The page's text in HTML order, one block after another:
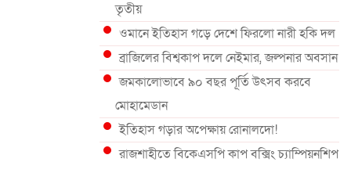
তৃতীয়
ওমানে ইতিহাস গড়ে দেশে ফিরলো নারী হকি দল
ব্রাজিলের বিশ্বকাপ দলে নেইমার, জল্পনার অবসান
জমকালোভাবে ৯০ বছর পূর্তি উৎসব করবে
মোহামেডান
ইতিহাস গড়ার অপেক্ষায় রোনালদো!
রাজশাহীতে বিকেএসপি কাপ বক্সিং চ্যাম্পিয়নশিপ